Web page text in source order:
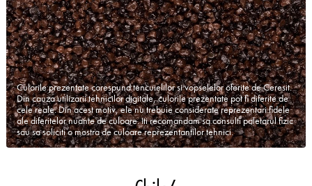
Culorile prezentate corespund tencuielilor si vopselelor oferite de Ceresit.
Din cauza utilizarii tehnicilor digitale, culorile prezentate pot fi diferite de
cele reale. Din acest motiv, ele nu trebuie considerate reprezentari fidele
ale diferitelor nuante de culoare. Iti recomandam sa consulti paletarul fizic
sau sa soliciti o mostra de culoare reprezentantilor tehnici.